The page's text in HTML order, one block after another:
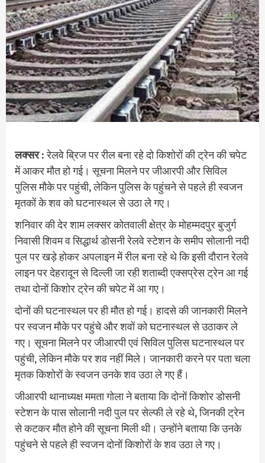
लक्सर :रेलवे ब्रिज पर रील बना रहे दो किशोरों की ट्रेन की चपेट
में आकर मौत हो गई। सूचना मिलने पर जीआरपी और सिविल
पुलिस मौके पर पहुंची, लेकिन पुलिस के पहुंचने से पहले ही स्वजन
मृतकों के शव को घटनास्थल से उठा ले गए।
शनिवार की देर शाम लक्सर कोतवाली क्षेत्र के मोहम्मदपुर बुजुर्ग
निवासी शिवम व सिद्धार्थ डोसनी रेलवे स्टेशन के समीप सोलानी नदी
पुल पर खड़े होकर अपलाइन में रील बना रहे थे कि इसी दौरान रेलवे
लाइन पर देहरादून से दिल्ली जा रही शताब्दी एक्सप्रेस ट्रेन आ गई
तथा दोनों किशोर ट्रेन की चपेट में आ गए।
दोनों की घटनास्थल पर ही मौत हो गई। हादसे की जानकारी मिलने
पर स्वजन मौके पर पहुंचे और शवों को घटनास्थल से उठाकर ले
गए। सूचना मिलने पर जीआरपी एवं सिविल पुलिस घटनास्थल पर
पहुंची, लेकिन मौके पर शव नहीं मिले। जानकारी करने पर पता चला
मृतक किशोरों के स्वजन उनके शव उठा ले गए हैं।
जीआरपी थानाध्यक्ष ममता गोला ने बताया कि दोनों किशोर डोसनी
स्टेशन के पास सोलानी नदी पुल पर सेल्फी ले रहे थे, जिनकी ट्रेन
से कटकर मौत होने की सूचना मिली थी। उन्होंने बताया कि उनके
पहुंचने से पहले ही स्वजन दोनों किशोरों के शव उठा ले गए।